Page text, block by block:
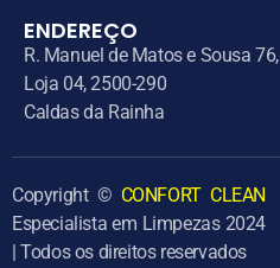
ENDEREÇO
R. Manuel de Matos e Sousa 76,
Loja 04, 2500-290
Caldas da Rainha
Copyright © CONFORT CLEAN
Especialista em Limpezas 2024
| Todos os direitos reservados